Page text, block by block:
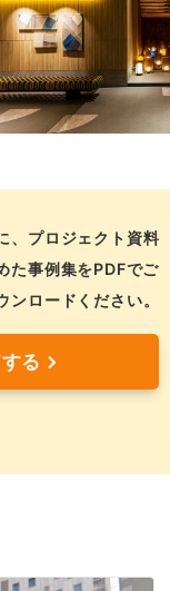
、プロジェクト資料
た事例集をPDFでご
ロードください。
る